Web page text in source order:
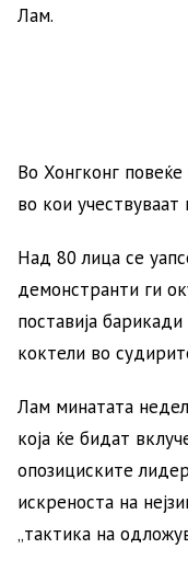
Лам.
Во Хонгконг
во кои учествуваат
Над 80 лица се
демонстранти ги
поставија
коктели во
Лам минатата
која ќе бидат
опозициските
искреноста на
„тактика на